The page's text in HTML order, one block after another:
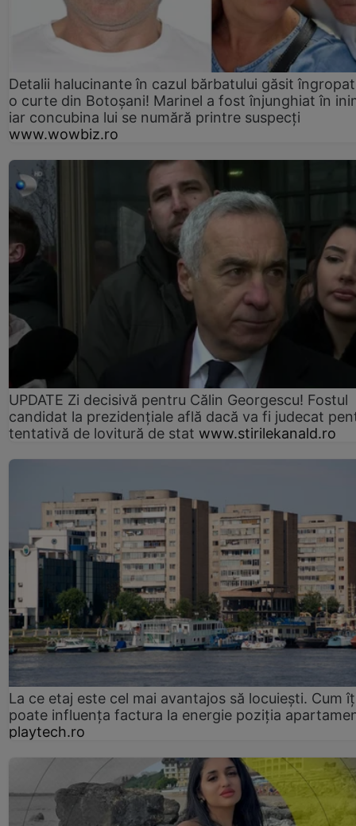
Detalii halucinante în cazul bărbatului găsit
o curte din Botoșani! Marinel a fost înjunghiat în
iar concubina lui se numără printre suspecți
www.wowbiz.ro
UPDATE Zi decisivă pentru Călin Georgescu! Fostul
candidat la prezidențiale află dacă va fi judecat
tentativă de lovitură de stat www.stirilekanald.ro
La ce etaj este cel mai avantajos să locuiești. Cum
poate influența factura la energie poziția
playtech.ro